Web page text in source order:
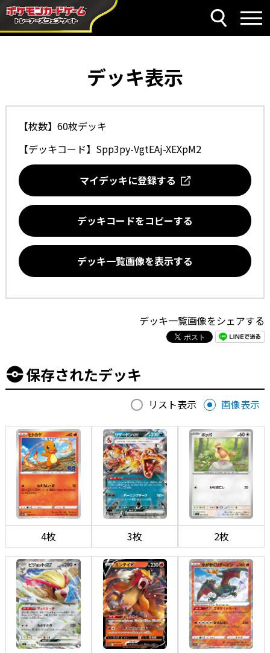
デッキ表示
【枚数】60枚デッキ
【デッキコード】 Spp3py-VgtEAj-XEXpM2
マイデッキに登録する
デッキコードをコピーする
デッキ一覧画像を表示する
デッキ一覧画像をシェアする
保存されたデッキ
リスト表示 画像表示
4枚 3枚 2枚